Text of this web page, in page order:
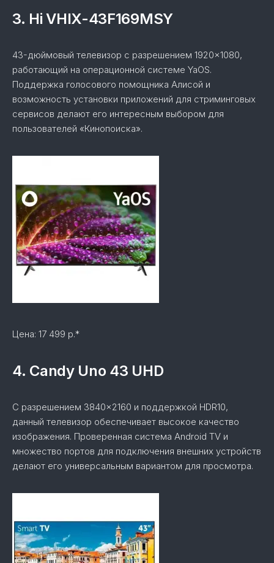
3. Hi VHIX-43F169MSY
43-дюймовый телевизор с разрешением 1920×1080,
работающий на операционной системе YaOS.
Поддержка голосового помощника Алисой и
возможность установки приложений для стриминговых
сервисов делают его интересным выбором для
пользователей «Кинопоиска».
Цена: 17 499 р.*
4. Candy Uno 43 UHD
С разрешением 3840×2160 и поддержкой HDR10,
данный телевизор обеспечивает высокое качество
изображения. Проверенная система Android TV и
множество портов для подключения внешних устройств
делают его универсальным вариантом для просмотра.